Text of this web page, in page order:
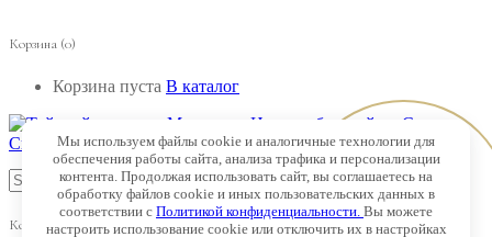
Корзина (0)
Корзина пуста В каталог
Корзина(0)
Мы используем файлы cookie и аналогичные технологии для
обеспечения работы сайта, анализа трафика и персонализации
контента. Продолжая использовать сайт, вы соглашаетесь на
обработку файлов cookie и иных пользовательских данных в
соответствии с Политикой конфиденциальности. Вы можете
настроить использование cookie или отключить их в настройках
Онлайн-
запись